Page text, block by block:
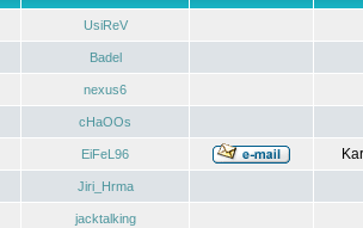
UsiReV
Badel
nexus6
cHaOOs
EiFeL96
Jiri_Hrma
jacktalking